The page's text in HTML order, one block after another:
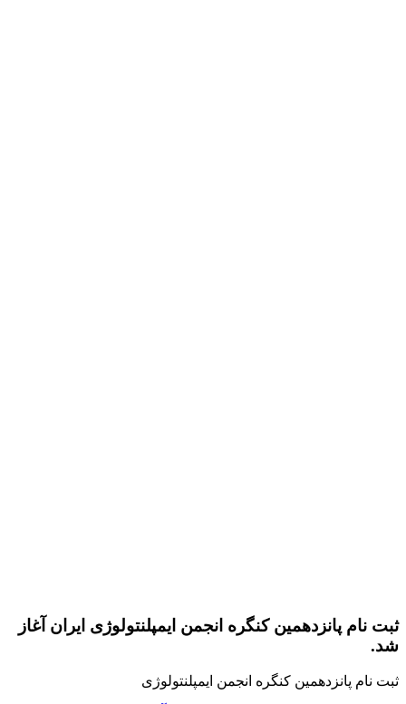
ثبت نام پانزدهمین کنگره انجمن ایمپلنتولوژی ایران آغاز
شد.
ثبت نام پانزدهمین کنگره انجمن ایمپلنتولوژی